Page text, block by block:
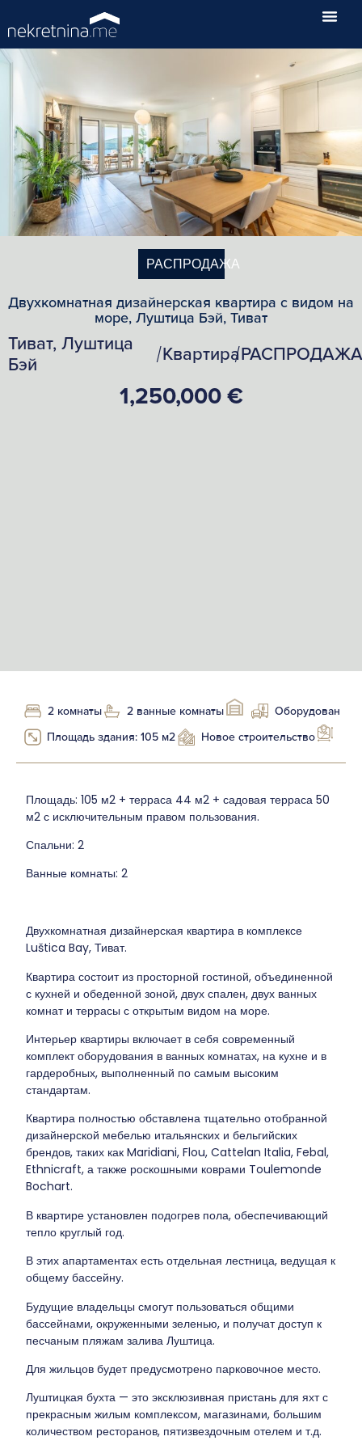
РАСПРОДАЖА
Двухкомнатная дизайнерская квартира с видом на
море, Луштица Бэй, Тиват
Тиват, Луштица
Бэй
/Квартира
/РАСПРОДАЖА
1,250,000 €
2 комнаты 2 ванные комнаты
Оборудован
Площадь здания: 105 м2
Новое строительство
Площадь: 105 м2 + терраса 44 м2 + садовая терраса 50
м2 с исключительным правом пользования.
Спальни: 2
Ванные комнаты: 2
Двухкомнатная дизайнерская квартира в комплексе
Luštica Bay, Тиват.
Квартира состоит из просторной гостиной, объединенной
с кухней и обеденной зоной, двух спален, двух ванных
комнат и террасы с открытым видом на море.
Интерьер квартиры включает в себя современный
комплект оборудования в ванных комнатах, на кухне и в
гардеробных, выполненный по самым высоким
стандартам.
Квартира полностью обставлена тщательно отобранной
дизайнерской мебелью итальянских и бельгийских
брендов, таких как Maridiani, Flou, Cattelan Italia, Febal,
Ethnicraft, а также роскошными коврами Toulemonde
Bochart.
В квартире установлен подогрев пола, обеспечивающий
тепло круглый год.
В этих апартаментах есть отдельная лестница, ведущая к
общему бассейну.
Будущие владельцы смогут пользоваться общими
бассейнами, окруженными зеленью, и получат доступ к
песчаным пляжам залива Луштица.
Для жильцов будет предусмотрено парковочное место.
Луштицкая бухта — это эксклюзивная пристань для яхт с
прекрасным жилым комплексом, магазинами, большим
количеством ресторанов, пятизвездочным отелем и т.д.